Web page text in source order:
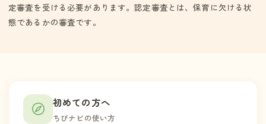
定審査を受ける必要があります。認定審査とは、保育に欠ける状
態であるかの審査です。
初めての方へ
ちびナビの使い方